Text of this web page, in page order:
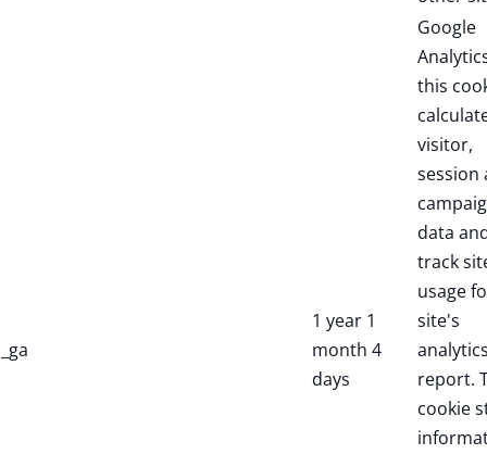
_ga
1 year 1
month 4
days
Google
this
visitor,
session
data
track
usage
site's
report.
cookie